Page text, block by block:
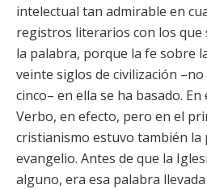
intelectual tan admirable en
registros literarios con los que
la palabra, porque la fe sobre
veinte siglos de civilización
cinco– en ella se ha basado.
Verbo, en efecto, pero en el
cristianismo estuvo también la
evangelio. Antes de que la
alguno, era esa palabra